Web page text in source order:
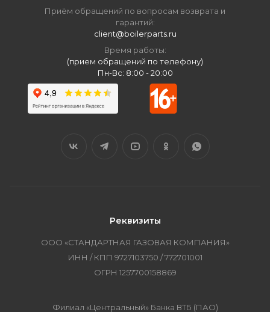
Приём обращений по вопросам возврата и
гарантий:
client@boilerparts.ru
Время работы:
(прием обращений по телефону)
Пн-Вс: 8:00 - 20:00
Реквизиты
ООО «СТАНДАРТНАЯ ГАЗОВАЯ КОМПАНИЯ»
ИНН / КПП 9727103750 / 772701001
ОГРН 1257700158869
Филиал «Центральный» Банка ВТБ (ПАО)